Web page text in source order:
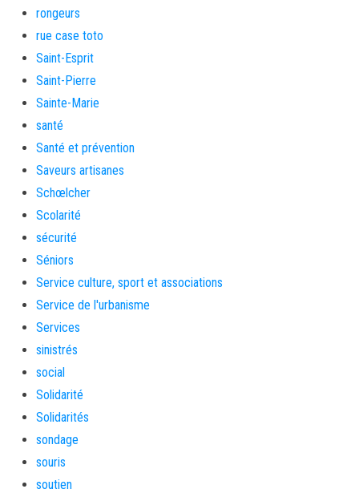
rongeurs
rue case toto
Saint-Esprit
Saint-Pierre
Sainte-Marie
santé
Santé et prévention
Saveurs artisanes
Schœlcher
Scolarité
sécurité
Séniors
Service culture, sport et associations
Service de l'urbanisme
Services
sinistrés
social
Solidarité
Solidarités
sondage
souris
soutien